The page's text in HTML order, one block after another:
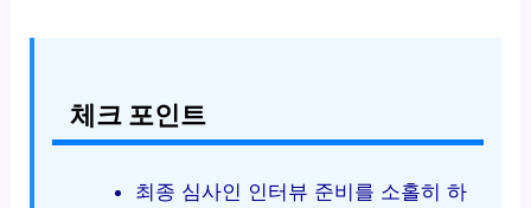
체크 포인트
최종 심사인 인터뷰 준비를 소홀히 하